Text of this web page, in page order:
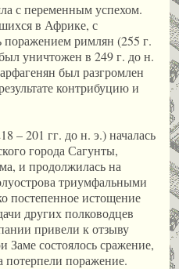
с переменным успехом.
в Африке, с
поражением римлян (255 г.
уничтожен в 249 г. до н.
был разгромлен
контрибуцию и
– 201 гг. до н. э.) началась
города Сагунты,
и продолжилась на
триумфальными
постепенное истощение
других полководцев
привели к отзыву
Заме состоялось сражение,
потерпели поражение.